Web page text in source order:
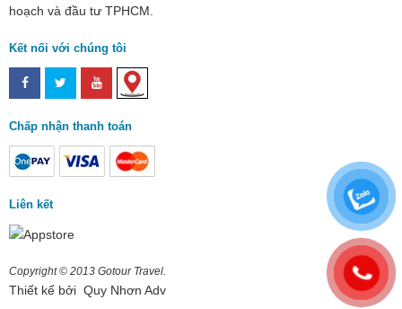
hoạch và đầu tư TPHCM.
Kết nối với chúng tôi
Chấp nhận thanh toán
Liên kết
Copyright © 2013 Gotour Travel.
Thiết kế bởi Quy Nhơn Adv